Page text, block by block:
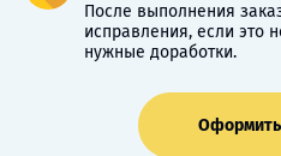
После выполнения
исправления, если это
нужные доработки.
Оформить